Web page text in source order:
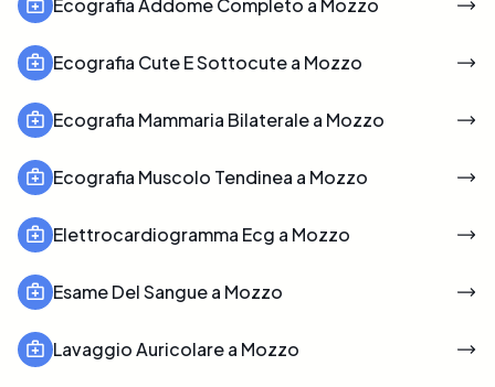
Ecografia Cute E Sottocute a Mozzo
Ecografia Mammaria Bilaterale a Mozzo
Ecografia Muscolo Tendinea a Mozzo
Elettrocardiogramma Ecg a Mozzo
Esame Del Sangue a Mozzo
Lavaggio Auricolare a Mozzo